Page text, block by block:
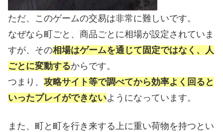
ただ、このゲームの交易は非常に難しいです。
なぜなら町ごと、商品ごとに相場が設定されていま
すが、その相場はゲームを通じて固定ではなく、人
ごとに変動するからです。
つまり、 攻略サイト等で調べてから効率よく回ると
いったプレイができないようになっています。
また、町と町を行き来する上に重い荷物を持つとい